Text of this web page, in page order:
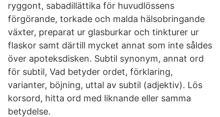
ryggont, sabadillättika för huvudlössens
förgörande, torkade och malda hälsobringande
växter, preparat ur glasburkar och tinkturer ur
flaskor samt därtill mycket annat som inte såldes
över apoteksdisken. Subtil synonym, annat ord
för subtil, Vad betyder ordet, förklaring,
varianter, böjning, uttal av subtil (adjektiv). Lös
korsord, hitta ord med liknande eller samma
betydelse.